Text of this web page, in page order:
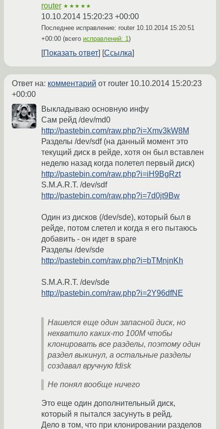
router ★★★★★
10.10.2014 15:20:23 +00:00
Последнее исправление: router 10.10.2014 15:20:51
+00:00 (всего исправлений: 1)
Показать ответ Ссылка
Ответ на: комментарий от router 10.10.2014 15:20:23
+00:00
Выкладываю основную инфу
Сам рейд /dev/md0
http://pastebin.com/raw.php?i=Xmv3kW8M
Разделы /dev/sdf (на данный момент это
текущий диск в рейде, хотя он был вставлен
неделю назад когда полетел первый диск)
http://pastebin.com/raw.php?i=iH9BgRzt
S.M.A.R.T. /dev/sdf
http://pastebin.com/raw.php?i=7d0jt9Bw
Один из дисков (/dev/sde), который был в
рейде, потом слетел и когда я его пытаюсь
добавить - он идет в spare
Разделы /dev/sde
http://pastebin.com/raw.php?i=bTMnjnKh
S.M.A.R.T. /dev/sde
http://pastebin.com/raw.php?i=2Y96dfNE
Нашелся еще один запасной диск, но
нехватило каких-то 100М чтобы
клонировать все разделы, поэтому один
раздел выкинул, а остальные разделы
создавал вручную fdisk
Не понял вообще ничего
Это еще один дополнительный диск,
который я пытался засунуть в рейд.
Дело в том, что при клонировании разделов